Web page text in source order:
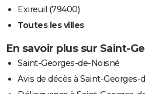
Exireuil (79400)
Toutes les villes
En savoir plus sur Saint-
Saint-Georges-de-Noisné
Avis de décès à Saint-Georges-